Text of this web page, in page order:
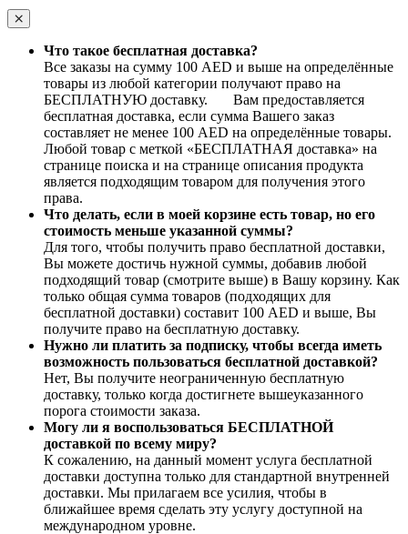
Что такое бесплатная доставка?
Все заказы на сумму 100 AED и выше на определённые
товары из любой категории получают право на
БЕСПЛАТНУЮ доставку. Вам предоставляется
бесплатная доставка, если сумма Вашего заказ
составляет не менее 100 AED на определённые товары.
Любой товар с меткой «БЕСПЛАТНАЯ доставка» на
странице поиска и на странице описания продукта
является подходящим товаром для получения этого
права.
Что делать, если в моей корзине есть товар, но его
стоимость меньше указанной суммы?
Для того, чтобы получить право бесплатной доставки,
Вы можете достичь нужной суммы, добавив любой
подходящий товар (смотрите выше) в Вашу корзину. Как
только общая сумма товаров (подходящих для
бесплатной доставки) составит 100 AED и выше, Вы
получите право на бесплатную доставку.
Нужно ли платить за подписку, чтобы всегда иметь
возможность пользоваться бесплатной доставкой?
Нет, Вы получите неограниченную бесплатную
доставку, только когда достигнете вышеуказанного
порога стоимости заказа.
Могу ли я воспользоваться БЕСПЛАТНОЙ
доставкой по всему миру?
К сожалению, на данный момент услуга бесплатной
доставки доступна только для стандартной внутренней
доставки. Мы прилагаем все усилия, чтобы в
ближайшее время сделать эту услугу доступной на
международном уровне.